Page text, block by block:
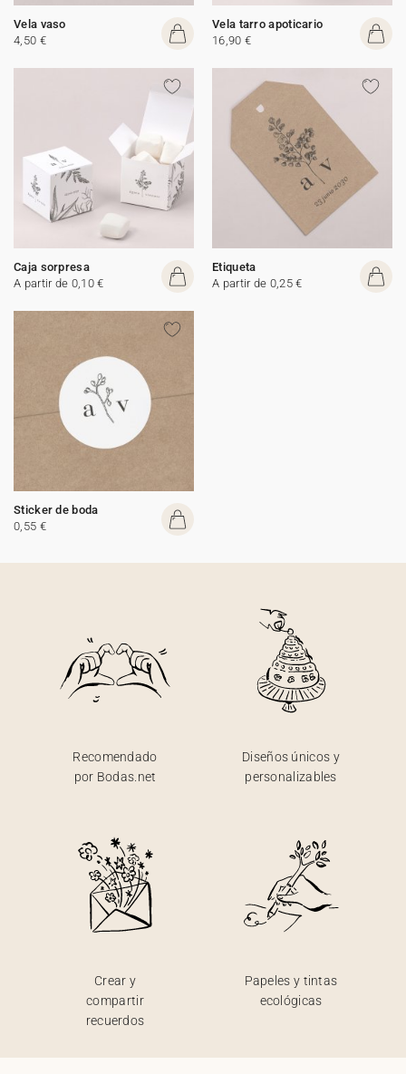
Vela vaso
4,50 €
Vela tarro apoticario
16,90 €
Caja sorpresa
A partir de 0,10 €
Etiqueta
A partir de 0,25 €
Sticker de boda
0,55 €
Recomendado
por Bodas.net
Diseños únicos y
personalizables
Crear y
compartir
recuerdos
Papeles y tintas
ecológicas